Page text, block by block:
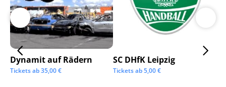
Dynamit auf Rädern
Tickets ab35,00€
SC DHfK Leipzig
Tickets ab5,00€